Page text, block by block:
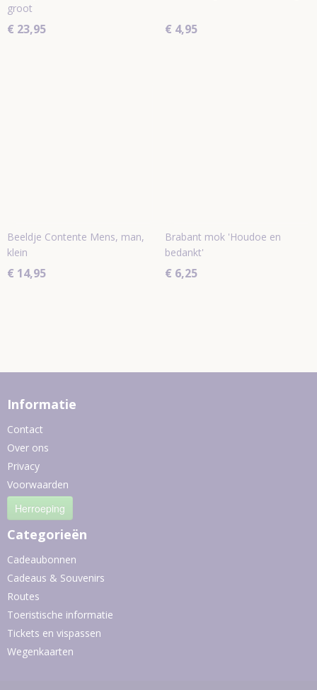
groot
€ 23,95 € 4,95
Beeldje Contente Mens, man,
klein
€ 14,95
Brabant mok 'Houdoe en
bedankt'
€ 6,25
Informatie
Contact
Over ons
Privacy
Voorwaarden
Herroeping
Categorieën
Cadeaubonnen
Cadeaus & Souvenirs
Routes
Toeristische informatie
Tickets en vispassen
Wegenkaarten